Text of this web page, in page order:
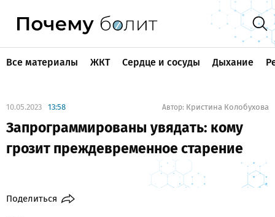
Все материалы ЖКТ Сердце и сосуды Дыхание
10.05.2023 13:58 Автор: Кристина Колобухова
Запрограммированы увядать: кому
грозит преждевременное старение
Поделиться